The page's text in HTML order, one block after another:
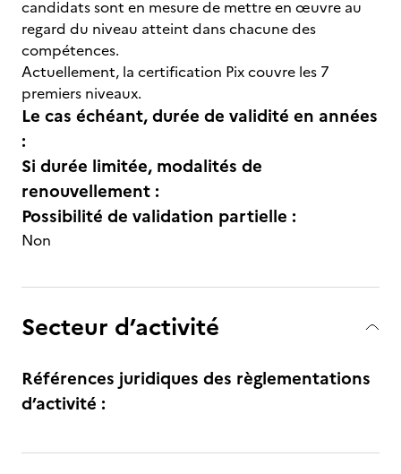
candidats sont en mesure de mettre en œuvre au
regard du niveau atteint dans chacune des
compétences.
Actuellement, la certification Pix couvre les 7
premiers niveaux.
Le cas échéant, durée de validité en années
:
Si durée limitée, modalités de
renouvellement :
Possibilité de validation partielle :
Non
Secteur d’activité
Références juridiques des règlementations
d’activité :